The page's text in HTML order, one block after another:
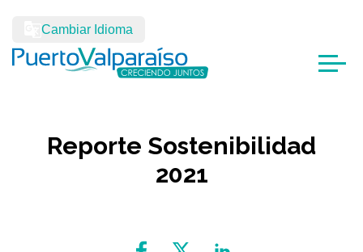
Cambiar Idioma
Reporte Sostenibilidad
2021